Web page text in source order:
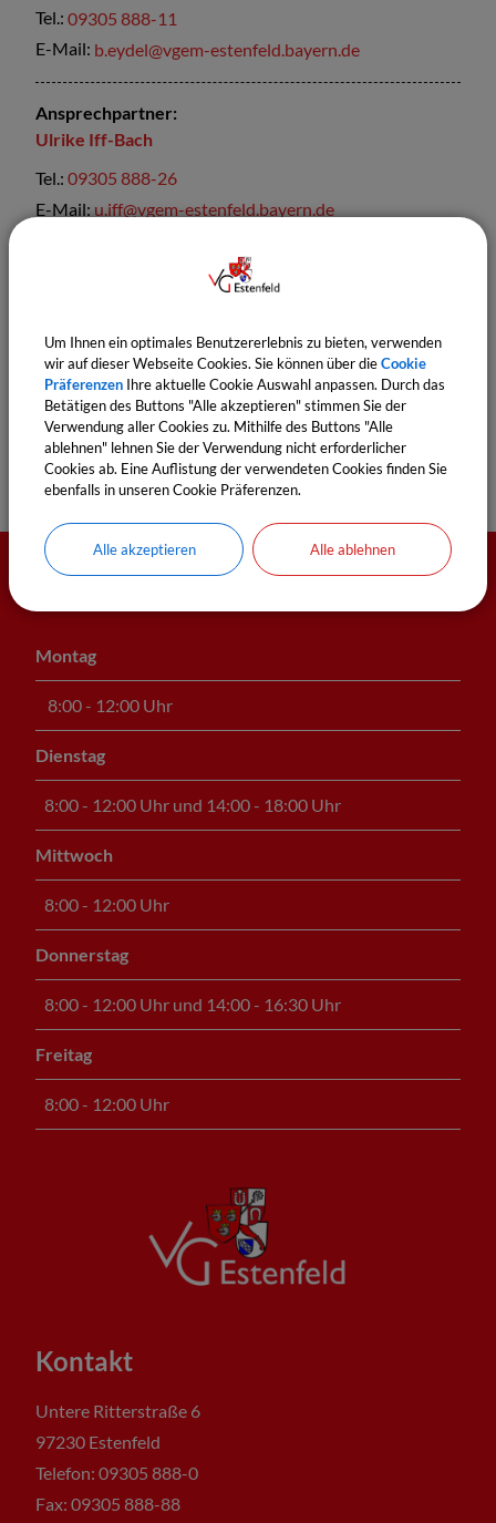
Tel.: 09305 888-11
E-Mail: b.eydel@vgem-estenfeld.bayern.de
Ansprechpartner:
Ulrike Iff-Bach
Tel.: 09305 888-26
E-Mail: u.iff@vgem-estenfeld.bayern.de
Standesamt
Einwohnermeldeamt
Montag
8:00 - 12:00 Uhr
Dienstag
8:00 - 12:00 Uhr und 14:00 - 18:00 Uhr
Mittwoch
8:00 - 12:00 Uhr
Donnerstag
8:00 - 12:00 Uhr und 14:00 - 16:30 Uhr
Freitag
8:00 - 12:00 Uhr
Kontakt
Untere Ritterstraße 6
97230 Estenfeld
Telefon: 09305 888-0
Fax: 09305 888-88
Um Ihnen ein optimales Benutzererlebnis zu bieten, verwenden
wir auf dieser Webseite Cookies. Sie können über dieCookie
Präferenzen Ihre aktuelle Cookie Auswahl anpassen. Durch das
Betätigen des Buttons "Alle akzeptieren" stimmen Sie der
Verwendung aller Cookies zu. Mithilfe des Buttons "Alle
ablehnen" lehnen Sie der Verwendung nicht erforderlicher
Cookies ab. Eine Auflistung der verwendeten Cookies finden Sie
ebenfalls in unseren Cookie Präferenzen.
Alle akzeptieren Alle ablehnen